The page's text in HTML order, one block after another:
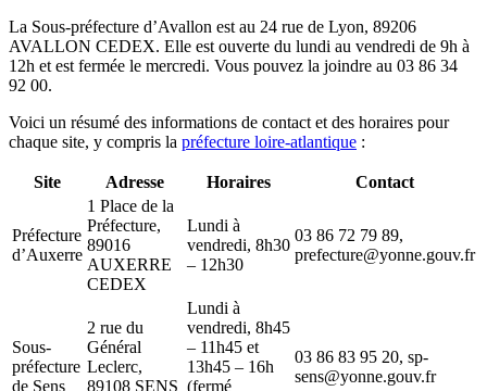
La Sous-préfecture d’Avallon est au 24 rue de Lyon, 89206
AVALLON CEDEX. Elle est ouverte du lundi au vendredi de 9h à
12h et est fermée le mercredi. Vous pouvez la joindre au 03 86 34
92 00.
Voici un résumé des informations de contact et des horaires pour
chaque site, y compris la préfecture loire-atlantique :
Site Adresse Horaires Contact
Préfecture
d’Auxerre
1 Place de la
Préfecture,
89016
AUXERRE
CEDEX
Lundi à
vendredi, 8h30
– 12h30
03 86 72 79 89,
prefecture@yonne.gouv.fr
Sous-
préfecture
de Sens
2 rue du
Général
Leclerc,
89108 SENS
Lundi à
vendredi, 8h45
– 11h45 et
13h45 – 16h
(fermé
03 86 83 95 20, sp-
sens@yonne.gouv.fr